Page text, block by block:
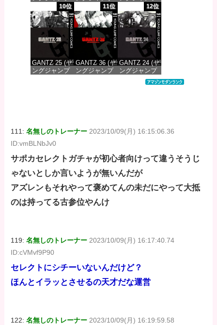
コミックス
DIGITAL)
価格：¥647
コミックス
DIGITAL)
価格：¥647
コミックス
DIGITAL)
価格：¥647
10位
GANTZ 25 (ヤ
ングジャンプ
11位
GANTZ 36 (ヤ
ングジャンプ
12位
GANTZ 24 (ヤ
ングジャンプ
コミックス
111:名無しのトレーナー 2023/10/09(月) 16:15:06.36
ID:vmBLNbJv0
サポカセレクトガチャが初心者向けって違うそうじ
ゃないとしか言いようが無いんだが
アズレンもそれやって褒めてんの未だにやって大抵
のは持ってる古参位やんけ
119:名無しのトレーナー 2023/10/09(月) 16:17:40.74
ID:cVMvf9P90
セレクトにシチーいないんだけど？
ほんとイラッとさせるの天才だな運営
122:名無しのトレーナー 2023/10/09(月) 16:19:59.58